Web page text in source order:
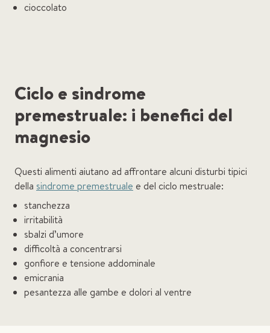
cioccolato
Ciclo e sindrome
premestruale: i benefici del
magnesio
Questi alimenti aiutano ad affrontare alcuni disturbi tipici
della sindrome premestruale e del ciclo mestruale:
stanchezza
irritabilità
sbalzi d’umore
difficoltà a concentrarsi
gonfiore e tensione addominale
emicrania
pesantezza alle gambe e dolori al ventre